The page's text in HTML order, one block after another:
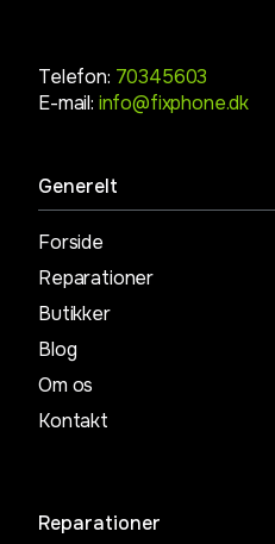
Telefon: 70345603
E-mail: info@fixphone.dk
Generelt
Forside
Reparationer
Butikker
Blog
Om os
Kontakt
Reparationer